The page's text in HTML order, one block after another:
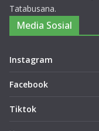
Tatabusana.
Media Sosial
Instagram
Facebook
Tiktok